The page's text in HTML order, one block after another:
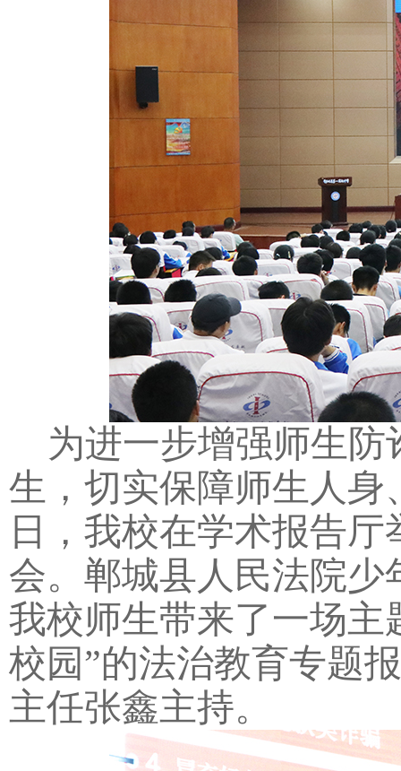
为进一步增强师生
生，切实保障师生人身
日，我校在学术报告
会。郸城县人民法院
我校师生带来了一场主
校园”的法治教育专题
主任张鑫主持。